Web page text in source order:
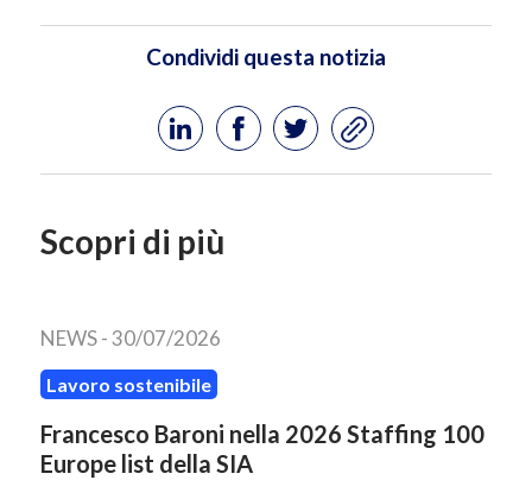
Condividi questa notizia
Scopri di più
NEWS -30/07/2026
Lavoro sostenibile
Francesco Baroni nella 2026 Staffing 100
Europe list della SIA